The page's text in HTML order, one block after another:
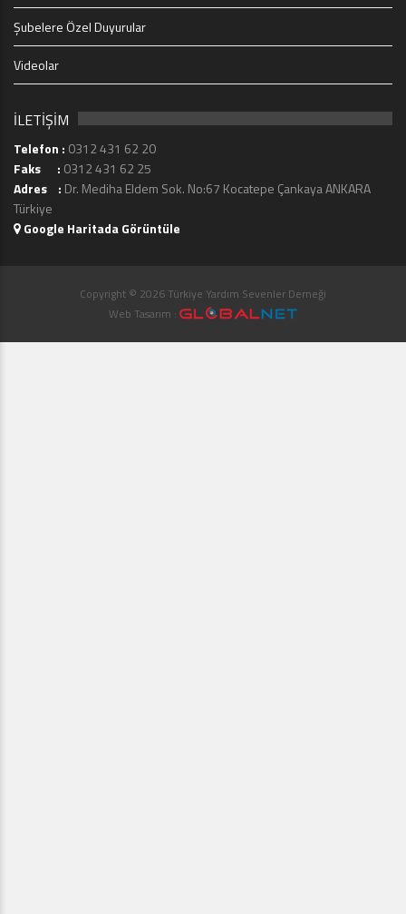
Şubelere Özel Duyurular
Videolar
İLETİŞİM
Telefon : 0312 431 62 20
Faks : 0312 431 62 25
Adres : Dr. Mediha Eldem Sok. No:67 Kocatepe Çankaya ANKARA
Türkiye
Google Haritada Görüntüle
Copyright © 2026 Türkiye Yardım Sevenler Derneği
Web Tasarım :